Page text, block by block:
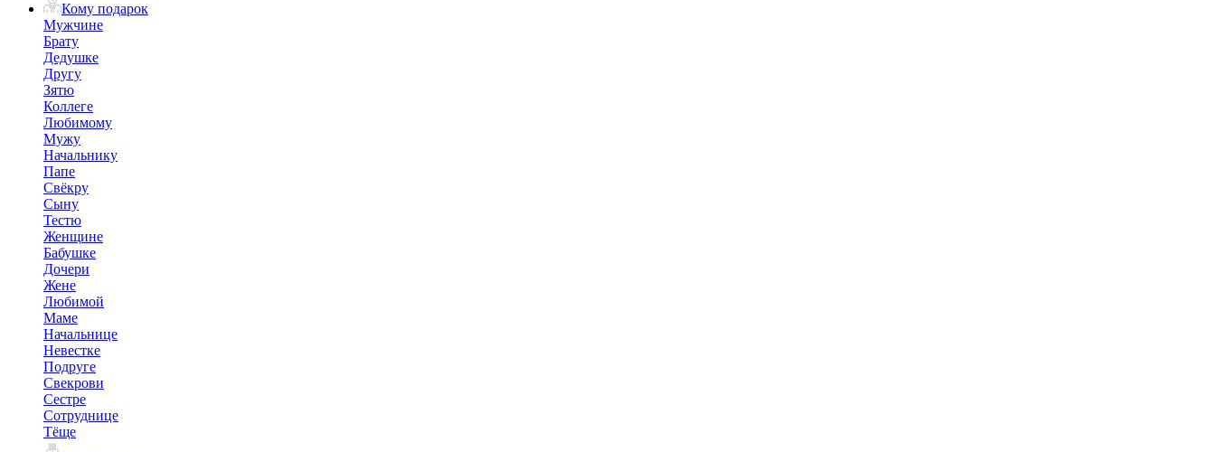
Кому подарок
Мужчине
Брату
Дедушке
Другу
Зятю
Коллеге
Любимому
Мужу
Начальнику
Папе
Свёкру
Сыну
Тестю
Женщине
Бабушке
Дочери
Жене
Любимой
Маме
Начальнице
Невестке
Подруге
Свекрови
Сестре
Сотруднице
Тёще